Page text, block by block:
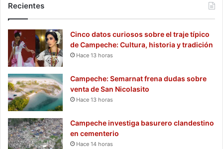
Recientes
Cinco datos curiosos sobre el traje típico
de Campeche: Cultura, historia y tradición
Hace 13 horas
Campeche: Semarnat frena dudas sobre
venta de San Nicolasito
Hace 13 horas
Campeche investiga basurero clandestino
en cementerio
Hace 14 horas